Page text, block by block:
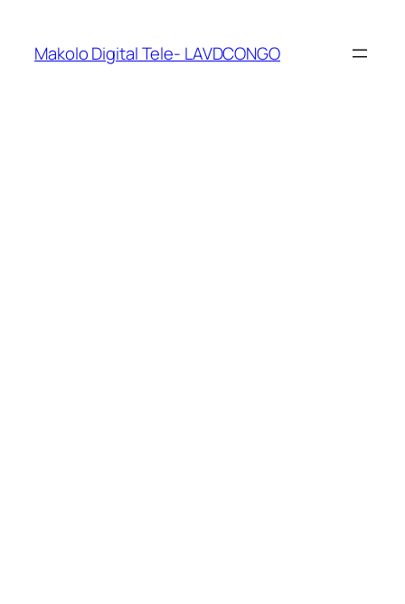
Makolo Digital Tele- LAVDCONGO